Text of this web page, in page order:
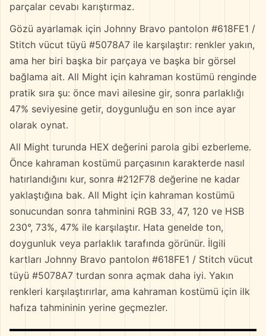
parçalar cevabı karıştırmaz.
Gözü ayarlamak için Johnny Bravo pantolon #618FE1 /
Stitch vücut tüyü #5078A7 ile karşılaştır: renkler yakın,
ama her biri başka bir parçaya ve başka bir görsel
bağlama ait. All Might için kahraman kostümü renginde
pratik sıra şu: önce mavi ailesine gir, sonra parlaklığı
47% seviyesine getir, doygunluğu en son ince ayar
olarak oynat.
All Might turunda HEX değerini parola gibi ezberleme.
Önce kahraman kostümü parçasının karakterde nasıl
hatırlandığını kur, sonra #212F78 değerine ne kadar
yaklaştığına bak. All Might için kahraman kostümü
sonucundan sonra tahminini RGB 33, 47, 120 ve HSB
230°, 73%, 47% ile karşılaştır. Hata genelde ton,
doygunluk veya parlaklık tarafında görünür. İlgili
kartları Johnny Bravo pantolon #618FE1 / Stitch vücut
tüyü #5078A7 turdan sonra açmak daha iyi. Yakın
renkleri karşılaştırırlar, ama kahraman kostümü için ilk
hafıza tahmininin yerine geçmezler.